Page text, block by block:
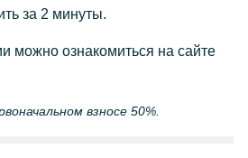
за 2 минуты.
можно ознакомиться на сайте
взносе 50%.